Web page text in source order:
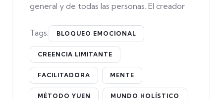
general y de todas las personas. El creador
Tags: BLOQUEO EMOCIONAL
CREENCIA LIMITANTE
FACILITADORA MENTE
MÉTODO YUEN MUNDO HOLÍSTICO